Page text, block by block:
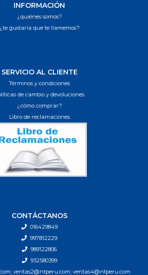
INFORMACIÓN
¿quiénes somos?
¿te gustaría que te llamemos?
SERVICIO AL CLIENTE
Términos y condiciones
de cambio y devoluciones
¿cómo comprar?
Libro de reclamaciones
CONTÁCTANOS
016429849
997812229
989122806
932580399
ventas2@ntperu.com; ventas4@ntperu.com